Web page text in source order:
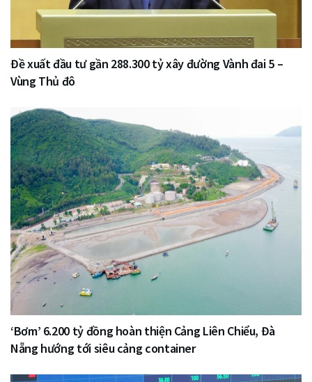
Đề xuất đầu tư gần 288.300 tỷ xây đường Vành đai 5 –
Vùng Thủ đô
‘Bơm’ 6.200 tỷ đồng hoàn thiện Cảng Liên Chiểu, Đà
Nẵng hướng tới siêu cảng container